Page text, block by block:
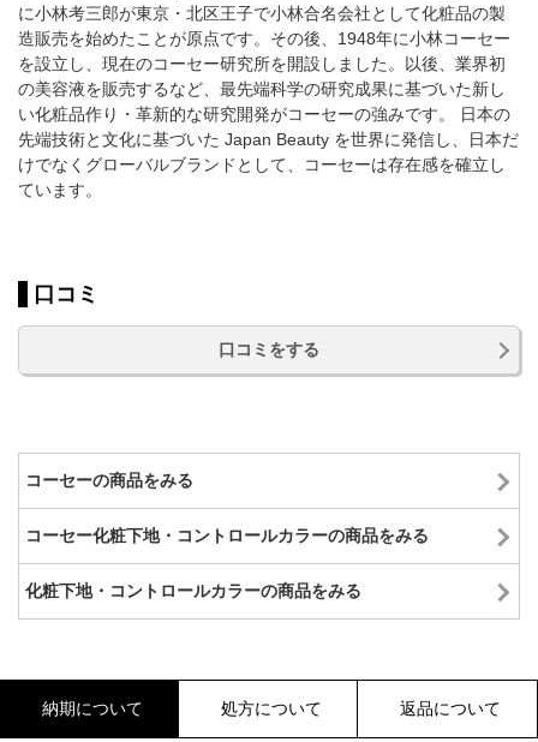
に小林考三郎が東京・北区王子で小林合名会社として化粧品の製
造販売を始めたことが原点です。その後、1948年に小林コーセー
を設立し、現在のコーセー研究所を開設しました。以後、業界初
の美容液を販売するなど、最先端科学の研究成果に基づいた新し
い化粧品作り・革新的な研究開発がコーセーの強みです。 日本の
先端技術と文化に基づいた Japan Beauty を世界に発信し、日本だ
けでなくグローバルブランドとして、コーセーは存在感を確立し
ています。
口コミ
口コミをする
コーセーの商品をみる
コーセー化粧下地・コントロールカラーの商品をみる
化粧下地・コントロールカラーの商品をみる
納期について 処方について 返品について